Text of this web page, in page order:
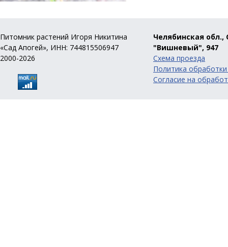
Питомник растений Игоря Никитина
«Сад Апогей», ИНН: 744815506947
2000-2026
Челябинская обл.,
"Вишневый", 947
Схема проезда
Политика
Согласие на